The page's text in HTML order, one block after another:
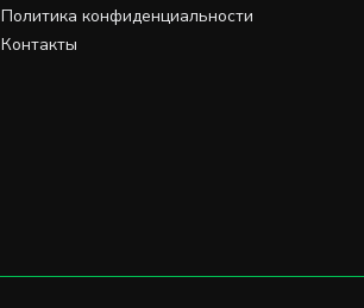
Политика конфиденциальности
Контакты